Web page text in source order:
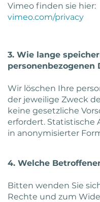
Vimeo finden sie hier:
vimeo.com/privacy
3. Wie lange
personenbezogenen
Wir löschen Ihre
der jeweilige Zweck
keine gesetzliche
erfordert. Statistische
in anonymisierter
4. Welche
Bitten wenden Sie
Rechte und zum